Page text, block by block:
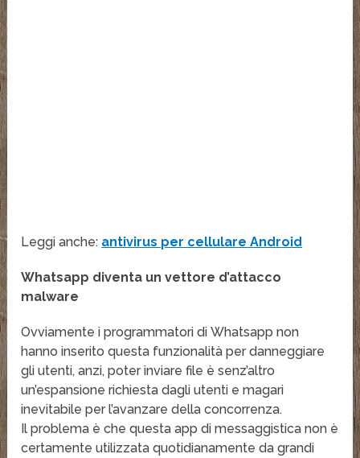
Leggi anche: antivirus per cellulare Android
Whatsapp diventa un vettore d’attacco
malware
Ovviamente i programmatori di Whatsapp non
hanno inserito questa funzionalità per danneggiare
gli utenti, anzi, poter inviare file è senz’altro
un’espansione richiesta dagli utenti e magari
inevitabile per l’avanzare della concorrenza.
Il problema è che questa app di messaggistica non è
certamente utilizzata quotidianamente da grandi